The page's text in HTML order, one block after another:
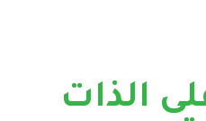
الذات